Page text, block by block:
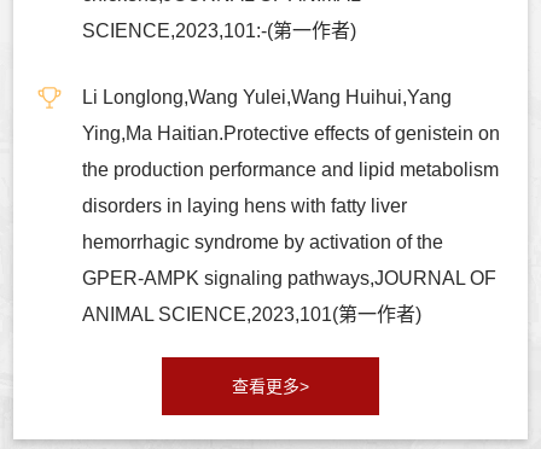
SCIENCE,2023,101:-(第一作者)
Li Longlong,Wang Yulei,Wang Huihui,Yang
Ying,Ma Haitian.Protective effects of genistein on
the production performance and lipid metabolism
disorders in laying hens with fatty liver
hemorrhagic syndrome by activation of the
GPER-AMPK signaling pathways,JOURNAL OF
ANIMAL SCIENCE,2023,101(第一作者)
查看更多>